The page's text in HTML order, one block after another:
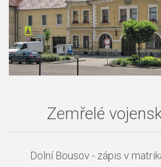
Zemřelé
Dolní Bousov - zápis v